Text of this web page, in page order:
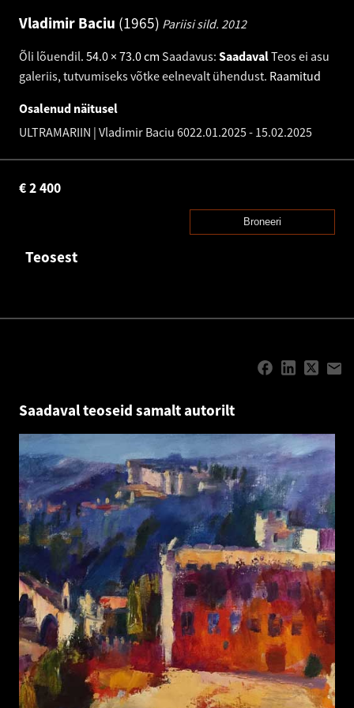
Vladimir Baciu 1965 Pariisi sild. 2012
Õli lõuendil. 54.0 × 73.0 cm Saadavus: SaadavalTeos ei asu
galeriis, tutvumiseks võtke eelnevalt ühendust. Raamitud
Osalenud näitusel
ULTRAMARIIN | Vladimir Baciu 6022.01.2025- 15.02.2025
2 400
€
Broneeri
Teosest
Saadaval teoseid samalt autorilt